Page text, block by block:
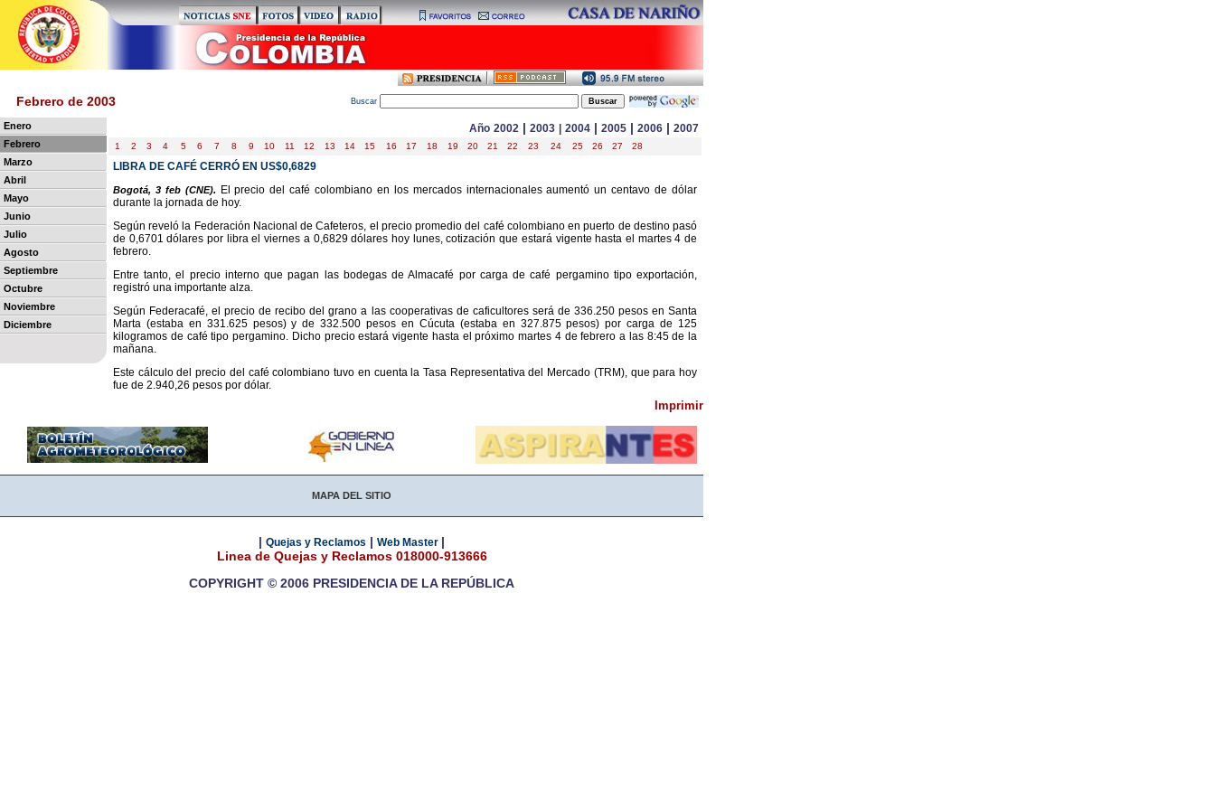
Febrero de 2003 Buscar
Enero
Febrero
Marzo
Abril
Mayo
Junio
Julio
Agosto
Septiembre
Octubre
Noviembre
Diciembre
Año 2002 | 2003 2004 | 2005 | 2006 | 2007
1 2 3 4 5 6 7 8 9 10 11 12 13 14 15 16 17 18 19 20 21 22 23 24 25 26 27 28
LIBRA DE CAFÉ CERRÓ EN US$0,6829
Bogotá, 3 feb (CNE).
El precio del café colombiano en los mercados internacionales aumentó un centavo de dólar
durante la jornada de hoy.
Según reveló la Federación Nacional de Cafeteros, el precio promedio del café colombiano en puerto de destino pasó
de 0,6701 dólares por libra el viernes a 0,6829 dólares hoy lunes, cotización que estará vigente hasta el martes 4 de
febrero.
Entre tanto, el precio interno que pagan las bodegas de Almacafé por carga de café pergamino tipo exportación,
registró una importante alza.
Según Federacafé, el precio de recibo del grano a las cooperativas de caficultores será de 336.250 pesos en Santa
Marta (estaba en 331.625 pesos) y de 332.500 pesos en Cúcuta (estaba en 327.875 pesos) por carga de 125
kilogramos de café tipo pergamino. Dicho precio estará vigente hasta el próximo martes 4 de febrero a las 8:45 de la
mañana.
Este cálculo del precio del café colombiano tuvo en cuenta la Tasa Representativa del Mercado (TRM), que para hoy
fue de 2.940,26 pesos por dólar.
Imprimir
MAPA DEL SITIO
| Quejas y Reclamos | Web Master |
Linea de Quejas y Reclamos 018000-913666
COPYRIGHT © 2006 PRESIDENCIA DE LA REPÚBLICA